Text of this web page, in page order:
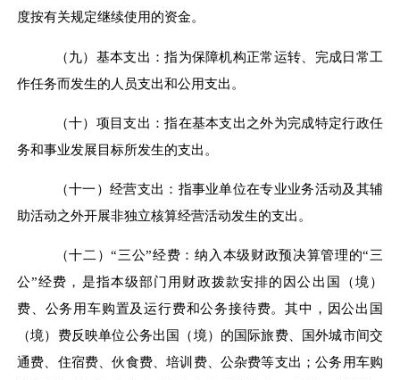
度按有关规定继续使用的资金。
（九）基本支出：指为保障机构正常运转、完成日常工
作任务而发生的人员支出和公用支出。
（十）项目支出：指在基本支出之外为完成特定行政任
务和事业发展目标所发生的支出。
（十一）经营支出：指事业单位在专业业务活动及其辅
助活动之外开展非独立核算经营活动发生的支出。
（十二）“三公”经费：纳入本级财政预决算管理的“三
公”经费，是指本级部门用财政拨款安排的因公出国（境）
费、公务用车购置及运行费和公务接待费。其中，因公出国
（境）费反映单位公务出国（境）的国际旅费、国外城市间交
通费、住宿费、伙食费、培训费、公杂费等支出；公务用车购